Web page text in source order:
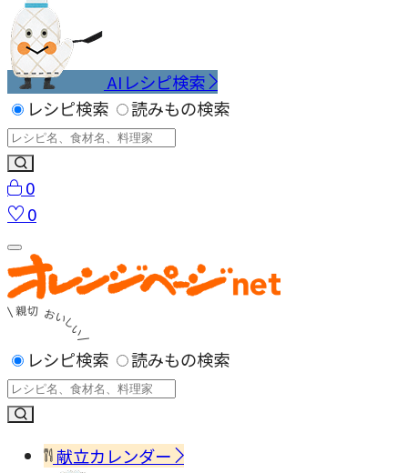
AIレシピ検索
レシピ検索
読みもの検索
0
0
レシピ検索 読みもの検索
献立カレンダー